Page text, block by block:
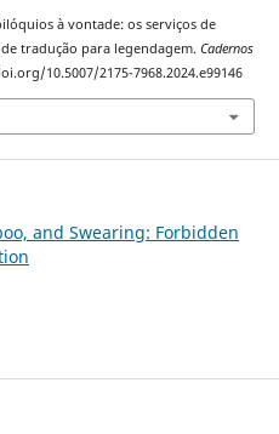
à vontade: os serviços de
tradução para legendagem. Cadernos
10.5007/2175-7968.2024.e99146
and Swearing: Forbidden